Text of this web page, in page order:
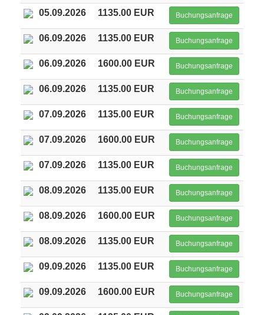
05.09.2026 1135.00 EUR Buchungsanfrage
06.09.2026 1135.00 EUR Buchungsanfrage
06.09.2026 1600.00 EUR Buchungsanfrage
06.09.2026 1135.00 EUR Buchungsanfrage
07.09.2026 1135.00 EUR Buchungsanfrage
07.09.2026 1600.00 EUR Buchungsanfrage
07.09.2026 1135.00 EUR Buchungsanfrage
08.09.2026 1135.00 EUR Buchungsanfrage
08.09.2026 1600.00 EUR Buchungsanfrage
08.09.2026 1135.00 EUR Buchungsanfrage
09.09.2026 1135.00 EUR Buchungsanfrage
09.09.2026 1600.00 EUR Buchungsanfrage